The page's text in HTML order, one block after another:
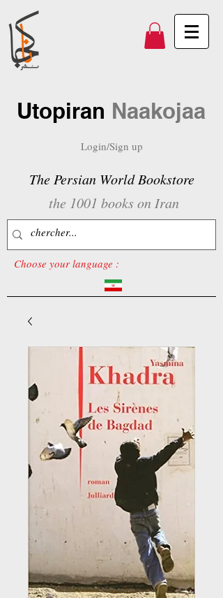
Utopiran Naakojaa
Login/Sign up
The Persian World Bookstore
the 1001 books on Iran
Choose your language :